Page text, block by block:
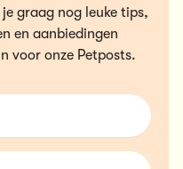
graag nog leuke tips,
en aanbiedingen
voor onze Petposts.